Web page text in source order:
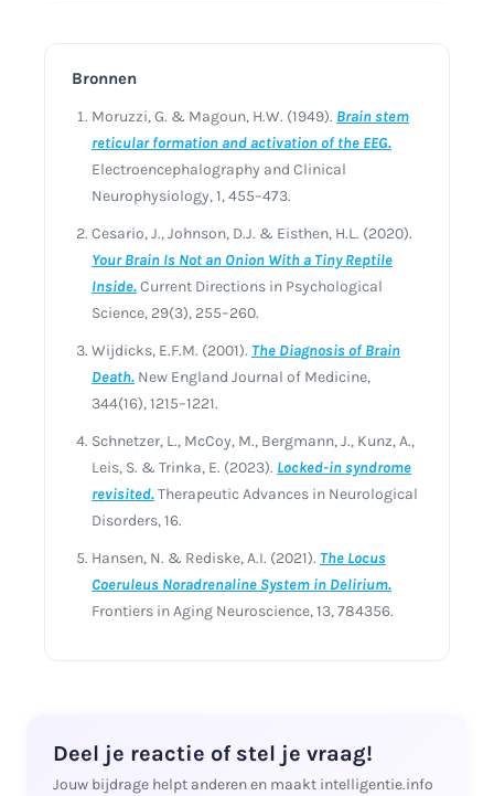
Bronnen
Moruzzi, G. & Magoun, H.W. (1949). Brain stem
reticular formation and activation of the EEG.
Electroencephalography and Clinical
Neurophysiology, 1, 455–473.
Cesario, J., Johnson, D.J. & Eisthen, H.L. (2020).
Your Brain Is Not an Onion With a Tiny Reptile
Inside.Current Directions in Psychological
Science, 29(3), 255–260.
Wijdicks, E.F.M. (2001). The Diagnosis of Brain
Death. New England Journal of Medicine,
344(16), 1215–1221.
Schnetzer, L., McCoy, M., Bergmann, J., Kunz, A.,
Leis, S. & Trinka, E. (2023). Locked-in syndrome
revisited.Therapeutic Advances in Neurological
Disorders, 16.
Hansen, N. & Rediske, A.I. (2021). The Locus
Coeruleus Noradrenaline System in Delirium.
Frontiers in Aging Neuroscience, 13, 784356.
Deel je reactie of stel je vraag!
Jouw bijdrage helpt anderen en maakt intelligentie.info